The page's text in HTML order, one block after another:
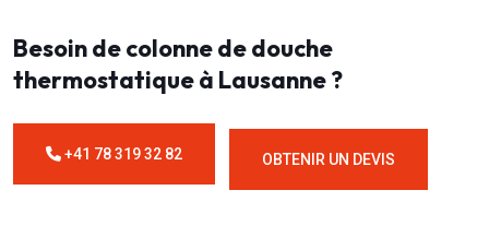
Besoin de colonne de douche
thermostatique à Lausanne ?
+41 78 319 32 82 OBTENIR UN DEVIS